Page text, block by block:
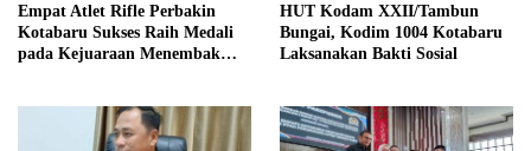
Empat Atlet Rifle Perbakin
Kotabaru Sukses Raih Medali
pada Kejuaraan Menembak
HUT Kodam XXII/Tambun
Bungai, Kodim 1004 Kotabaru
Laksanakan Bakti Sosial